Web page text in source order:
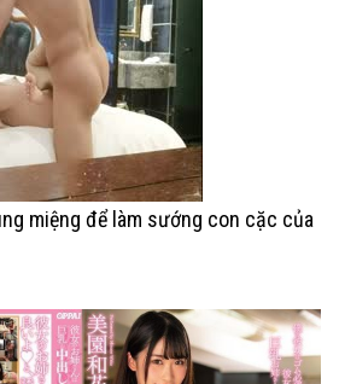
miệng để làm sướng con cặc của